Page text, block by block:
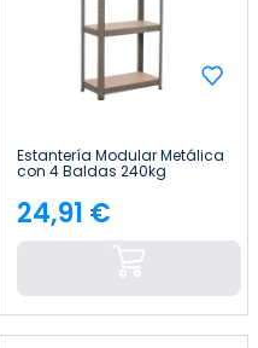
Estantería Modular Metálica
con 4 Baldas 240kg
60x30x148cm Thinia Home
Precio
24,91 €